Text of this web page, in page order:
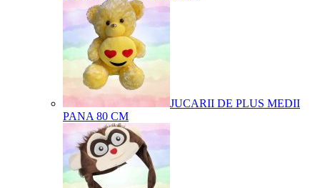
JUCARII DE PLUS MEDII
PANA 80 CM